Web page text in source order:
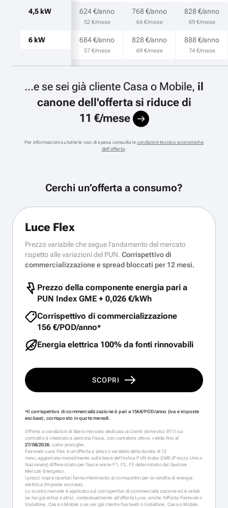
4,5 kW 624 €/anno
52 €/mese
768 €/anno
64 €/mese
828 €/anno
69 €/mese
6 kW 684 €/anno
57 €/mese
828 €/anno
69 €/mese
888 €/anno
74 €/mese
...e se sei già cliente Casa o Mobile, il
canone dell'offerta si riduce di
11 €/mese
Per informazioni su tutte le voci di spesa consulta lecondizioni tecnico economiche
dell'offerta.
Cerchi un’offerta a consumo?
Luce Flex
Prezzo variabile che segue l'andamento del mercato
rispetto alle variazioni del PUN. Corrispettivo di
commercializzazione e spread bloccati per 12 mesi.
Prezzo della componente energia pari a
PUN Index GME + 0,026 €/kWh
Corrispettivo di commercializzazione
156 €/POD/anno*
Energia elettrica 100% da fonti rinnovabili
SCOPRI
*Il corrispettivo di commercializzazione è pari a 156€/POD/anno (iva e imposte
escluse), corrisposto in quote mensili.
Offerta a condizioni di libero mercato dedicata ai clienti domestici BT il cui
contratto è intestato a persona fisica, con contatore attivo, valida fino al
27/08/2026, salvo proroghe.
Fastweb Luce Flex è un’offerta a prezzo variabile della durata di 12
mesi, aggiornata mensilmente sulla base dell’indice PUN Index GME (Prezzo Unico
Nazionale) differenziato per fasce orarie F1, F2, F3 determinato dal Gestore
Mercati Energetici.
I prezzi sopra riportati fanno riferimento ai corrispettivi per la vendita di energia
elettrica (Imposte escluse).
Lo sconto mensile è applicato sul corrispettivo di commercializzazione ed è valido
se hai già attiva o attivi, contestualmente all’offerta Luce, anche l’offerta Fastweb o
Vodafone, Casa o Mobile o se sei già cliente Fastweb o Vodafone, Casa o Mobile.